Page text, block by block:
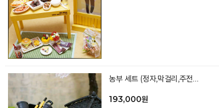
농부 세트 (정자,막걸리,주전자,전,과일,외발수레,농기구,장화,잔디바닥)
193,000원